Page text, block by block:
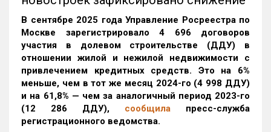
В сентябре 2025 года Управление Росреестра по
Москве зарегистрировало 4 696 договоров
участия в долевом строительстве (ДДУ) в
отношении жилой и нежилой недвижимости с
привлечением кредитных средств. Это на 6%
меньше, чем в тот же месяц 2024-го (4 998 ДДУ)
и на 61,8% — чем за аналогичный период 2023-го
(12 286 ДДУ), сообщила пресс-служба
регистрационного ведомства.